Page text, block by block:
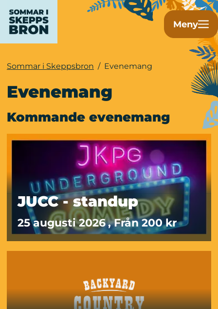
Meny
Sommar i Skeppsbron / Evenemang
Evenemang
Kommande evenemang
JUCC - standup
25 augusti 2026, Från 200 kr